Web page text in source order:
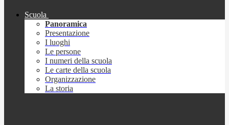
Scuola
Panoramica
Presentazione
I luoghi
Le persone
I numeri della scuola
Le carte della scuola
Organizzazione
La storia